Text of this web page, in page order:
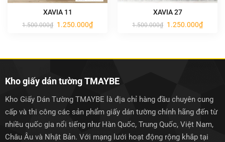
XAVIA 11
1.500.000₫ Giá
1.250.000₫Giá
hiện
XAVIA 27
1.500.000₫ Giá
1.250.000₫Giá
hiện
Kho giấy dán tường TMAYBE
Kho Giấy Dán Tường TMAYBE là địa chỉ hàng đầu chuyên cung
cấp và thi công các sản phẩm giấy dán tường chính hãng đến từ
nhiều quốc gia nổi tiếng như Hàn Quốc, Trung Quốc, Việt Nam,
Châu Âu và Nhật Bản. Với mạng lưới hoạt động rộng khắp tại